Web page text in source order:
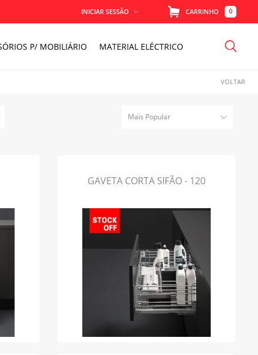
0
CARRINHO
INICIAR SESSÃO
MEMORIZAR
P/ MOBILIÁRIO MATERIAL ELÉCTRICO
VOLTAR
Mais Popular
GAVETA CORTA SIFÃO - 120